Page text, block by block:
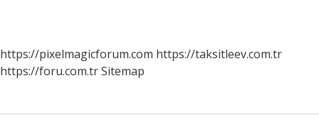
https://pixelmagicforum.com https://taksitleev.com.tr
https://foru.com.trSitemap